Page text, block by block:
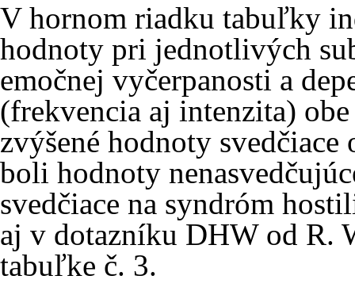
V hornom riadku tabuľky
hodnoty pri jednotlivých
emočnej vyčerpanosti a
(frekvencia aj intenzita)
zvýšené hodnoty
boli hodnoty
svedčiace na syndróm
aj v dotazníku DHW od R.
tabuľke č. 3.